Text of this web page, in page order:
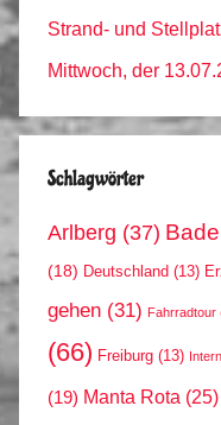
Strand- und
Mittwoch, der
Schlagwörter
Arlberg (37)
(18) Deutschland (13)
gehen (31) Fahrradtour
(66) Freiburg (13)
(19) Manta Rota (25)